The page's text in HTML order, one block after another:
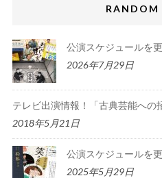
RANDOM
公演スケジュールを
2026年7月29日
テレビ出演情報！「古典芸能へ
2018年5月21日
公演スケジュールを
2025年5月29日